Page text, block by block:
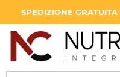
SPEDIZIONE GRATUITA